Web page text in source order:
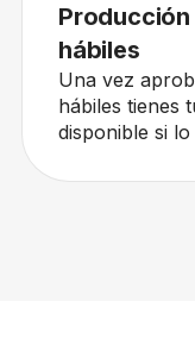
Producción
hábiles
Una vez
hábiles tienes
disponible si